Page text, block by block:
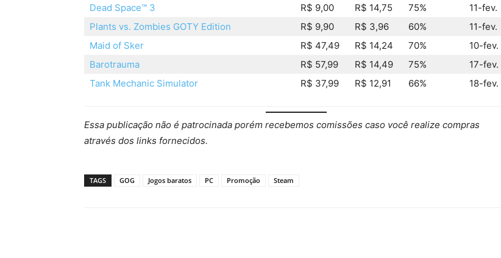
Dead Space™ 3
R$ 9,00 R$ 14,75 75%
11-fev.
Plants vs. Zombies GOTY Edition
R$ 9,90 R$ 3,96 60%
11-fev.
Maid of Sker
R$ 47,49 R$ 14,24 70%
10-fev.
Barotrauma
R$ 57,99 R$ 14,49 75%
17-fev.
Tank Mechanic Simulator
R$ 37,99 R$ 12,91 66% 18-fev.
Essa publicação não é patrocinada porém recebemos comissões caso você realize compras
através dos links fornecidos.
TAGS GOG Jogos baratos PC Promoção Steam